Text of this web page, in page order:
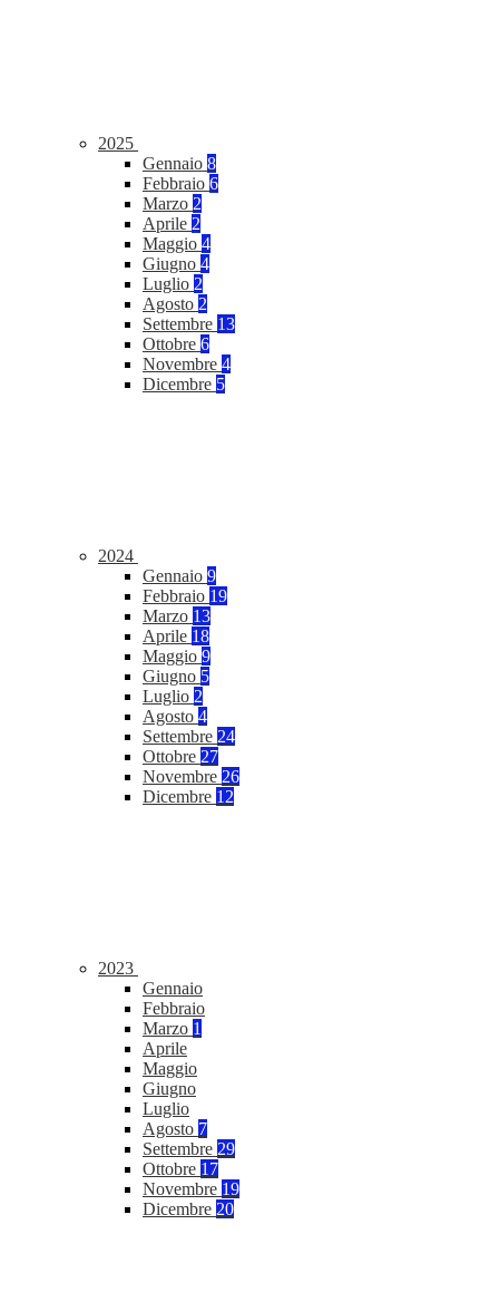
2025
Gennaio 8
Febbraio 6
Marzo 2
Aprile 2
Maggio 4
Giugno 4
Luglio 2
Agosto 2
Settembre 13
Ottobre 6
Novembre 4
Dicembre 5
2024
Gennaio 9
Febbraio 19
Marzo 13
Aprile 18
Maggio 9
Giugno 5
Luglio 2
Agosto 4
Settembre 24
Ottobre 27
Novembre 26
Dicembre 12
2023
Gennaio
Febbraio
Marzo 1
Aprile
Maggio
Giugno
Luglio
Agosto 7
Settembre 29
Ottobre 17
Novembre 19
Dicembre 20